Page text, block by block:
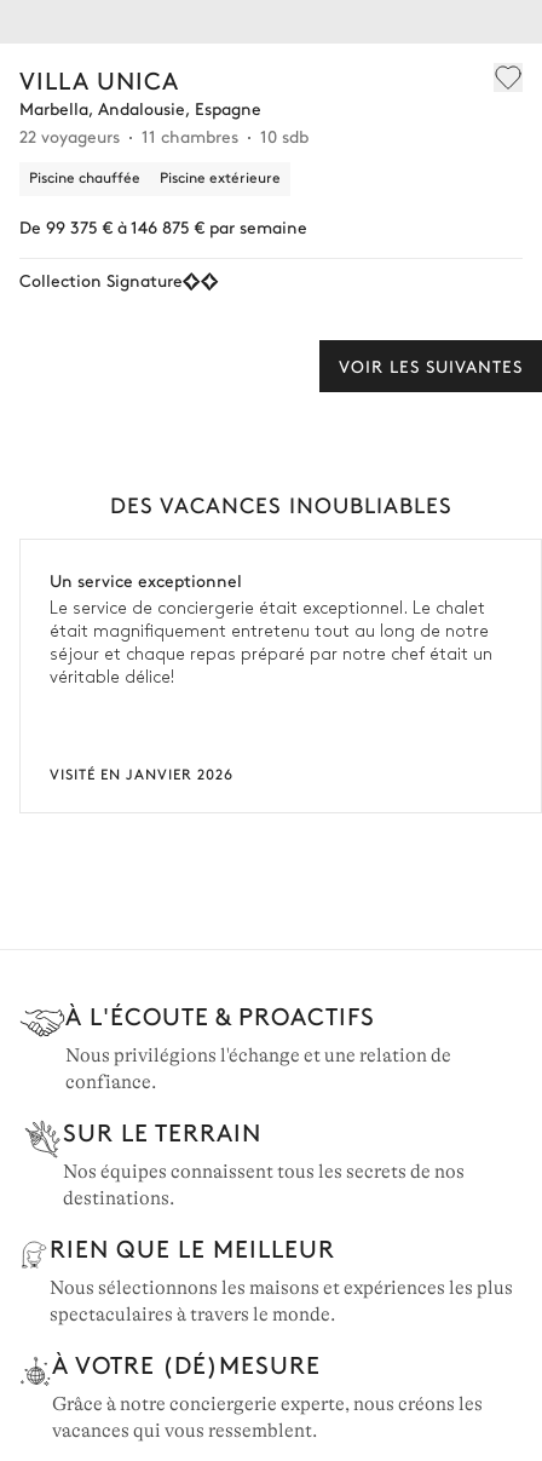
VILLA UNICA
Marbella, Andalousie, Espagne
22 voyageurs
11 chambres 10 sdb
Piscine chauffée Piscine extérieure
De 99 375 € à 146 875 € par semaine
Collection Signature
VOIR LES SUIVANTES
DES VACANCES INOUBLIABLES
Un service exceptionnel
Le service de conciergerie était exceptionnel. Le chalet
était magnifiquement entretenu tout au long de notre
séjour et chaque repas préparé par notre chef était un
véritable délice!
VISITÉ EN JANVIER 2026
À L'ÉCOUTE & PROACTIFS
Nous privilégions l'échange et une relation de
confiance.
SUR LE TERRAIN
Nos équipes connaissent tous les secrets de nos
destinations.
RIEN QUE LE MEILLEUR
Nous sélectionnons les maisons et expériences les plus
spectaculaires à travers le monde.
À VOTRE (DÉ)MESURE
Grâce à notre conciergerie experte, nous créons les
vacances qui vous ressemblent.